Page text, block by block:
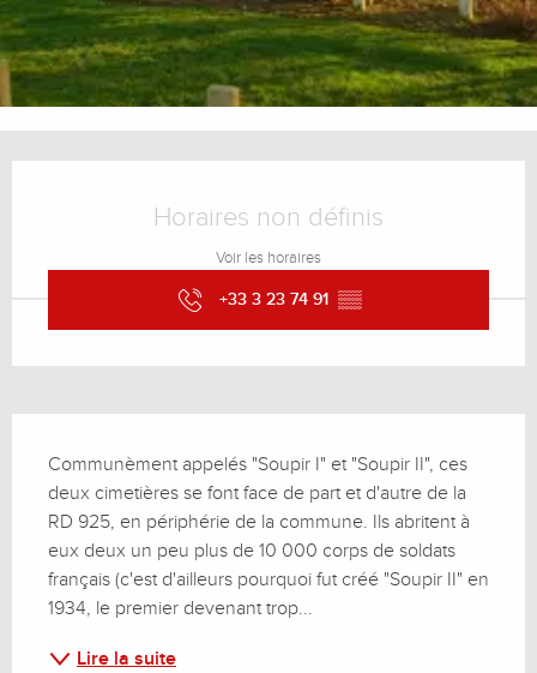
Horaires non définis
Voir les horaires
+33 3 23 74 91 ▒▒
Communèment appelés "Soupir I" et "Soupir II", ces
deux cimetières se font face de part et d'autre de la
RD 925, en périphérie de la commune. Ils abritent à
eux deux un peu plus de 10 000 corps de soldats
français (c'est d'ailleurs pourquoi fut créé "Soupir II" en
1934, le premier devenant trop...
Lire la suite